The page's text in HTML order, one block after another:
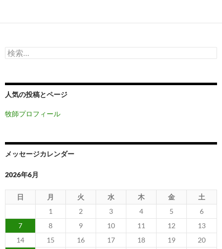
検
索:
人気の投稿とページ
牧師プロフィール
メッセージカレンダー
2026年6月
日 月 火 水 木 金
土
1
2 3 4 5
6
7
8 9 10 11 12
13
14
15 16 17 18 19
20